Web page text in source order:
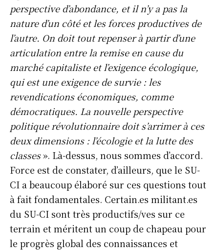
perspective d’abondance, et il n’y a pas la
nature d’un côté et les forces productives de
l’autre. On doit tout repenser à partir d’une
articulation entre la remise en cause du
marché capitaliste et l’exigence écologique,
qui est une exigence de survie : les
revendications économiques, comme
démocratiques. La nouvelle perspective
politique révolutionnaire doit s’arrimer à ces
deux dimensions : l’écologie et la lutte des
classes». Là-dessus, nous sommes d’accord.
Force est de constater, d’ailleurs, que le SU-
CI a beaucoup élaboré sur ces questions tout
à fait fondamentales. Certain.es militant.es
du SU-CI sont très productifs/ves sur ce
terrain et méritent un coup de chapeau pour
le progrès global des connaissances et